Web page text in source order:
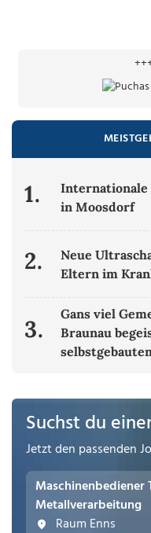
1.
in Moosdorf
2.
Neue
Eltern im
3.
Gans viel
Braunau
Suchst du
Jetzt den passenden
Maschinenbediener
Metallverarbeitung
Raum Enns